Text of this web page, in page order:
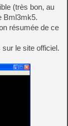
(très bon, au
Bml3mk5.
résumée de ce
le site officiel.